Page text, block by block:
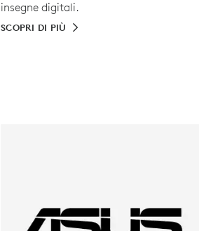
insegne digitali.
SCOPRI DI PIÙ